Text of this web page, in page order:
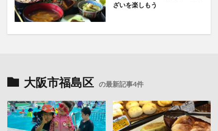
ざいを楽しもう
大阪市福島区 の最新記事4件